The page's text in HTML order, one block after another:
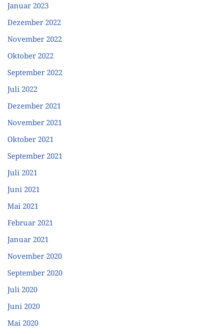
Januar 2023
Dezember 2022
November 2022
Oktober 2022
September 2022
Juli 2022
Dezember 2021
November 2021
Oktober 2021
September 2021
Juli 2021
Juni 2021
Mai 2021
Februar 2021
Januar 2021
November 2020
September 2020
Juli 2020
Juni 2020
Mai 2020